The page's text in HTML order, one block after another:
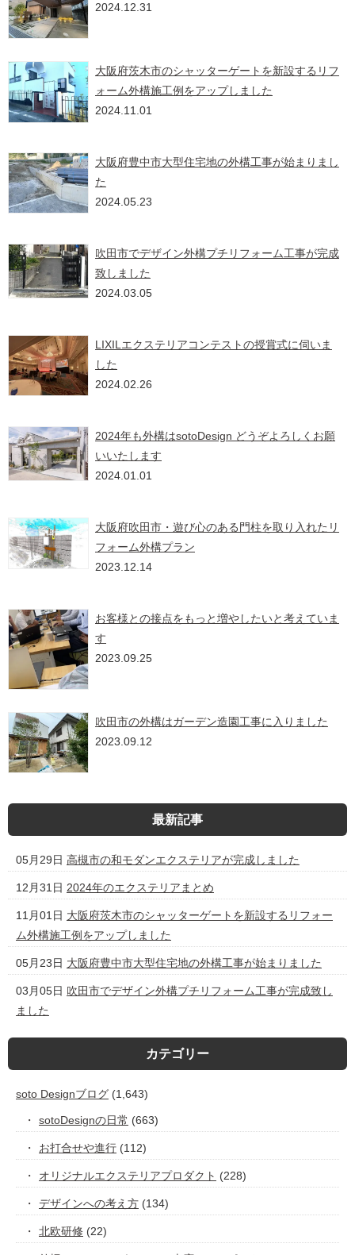
2024.12.31
大阪府茨木市のシャッターゲートを新設するリフ
ォーム外構施工例をアップしました
2024.11.01
大阪府豊中市大型住宅地の外構工事が始まりまし
た
2024.05.23
吹田市でデザイン外構プチリフォーム工事が完成
致しました
2024.03.05
LIXILエクステリアコンテストの授賞式に伺いま
した
2024.02.26
2024年も外構はsotoDesign どうぞよろしくお願
いいたします
2024.01.01
大阪府吹田市・遊び心のある門柱を取り入れたリ
フォーム外構プラン
2023.12.14
お客様との接点をもっと増やしたいと考えていま
す
2023.09.25
吹田市の外構はガーデン造園工事に入りました
2023.09.12
最新記事
05月29日 高槻市の和モダンエクステリアが完成しました
12月31日 2024年のエクステリアまとめ
11月01日 大阪府茨木市のシャッターゲートを新設するリフォー
ム外構施工例をアップしました
05月23日 大阪府豊中市大型住宅地の外構工事が始まりました
03月05日 吹田市でデザイン外構プチリフォーム工事が完成致し
ました
カテゴリー
soto Designブログ (1,643)
sotoDesignの日常 (663)
お打合せや進行 (112)
オリジナルエクステリアプロダクト (228)
デザインへの考え方 (134)
北欧研修 (22)